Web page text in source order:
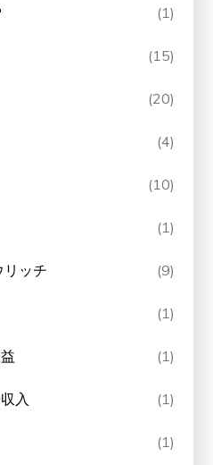
(1)
(15)
(20)
(4)
(10)
(1)
リッチ (9)
(1)
(1)
入 (1)
(1)